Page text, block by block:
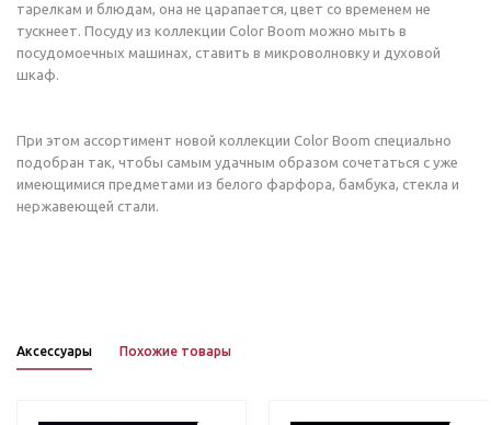
тарелкам и блюдам, она не царапается, цвет со временем не
тускнеет. Посуду из коллекции Color Boom можно мыть в
посудомоечных машинах, ставить в микроволновку и духовой
шкаф.
При этом ассортимент новой коллекции Color Boom специально
подобран так, чтобы самым удачным образом сочетаться с уже
имеющимися предметами из белого фарфора, бамбука, стекла и
нержавеющей стали.
Аксессуары Похожие товары